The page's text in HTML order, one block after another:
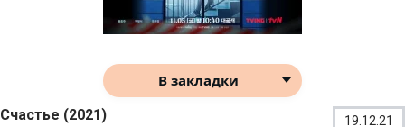
В закладки
Счастье (2021) 19.12.21